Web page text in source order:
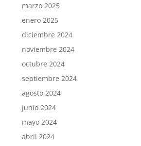
marzo 2025
enero 2025
diciembre 2024
noviembre 2024
octubre 2024
septiembre 2024
agosto 2024
junio 2024
mayo 2024
abril 2024